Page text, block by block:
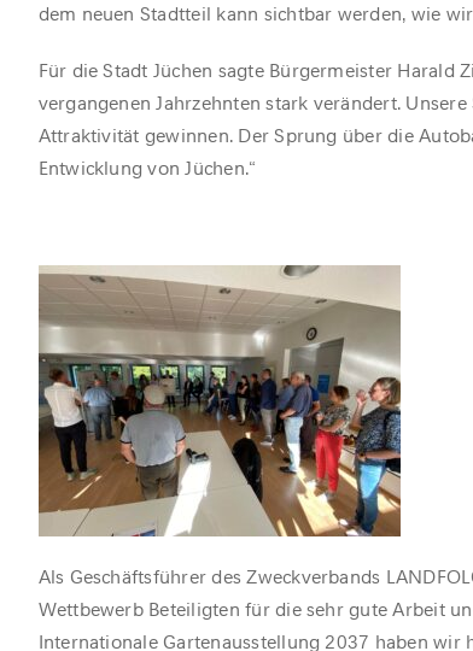
dem neuen Stadtteil kann sichtbar werden, wie
Für die Stadt Jüchen sagte Bürgermeister Harald
vergangenen Jahrzehnten stark verändert.
Attraktivität gewinnen. Der Sprung über die
Entwicklung von Jüchen.“
Als Geschäftsführer des Zweckverbands
Wettbewerb Beteiligten für die sehr gute Arbeit
Internationale Gartenausstellung 2037 haben wir